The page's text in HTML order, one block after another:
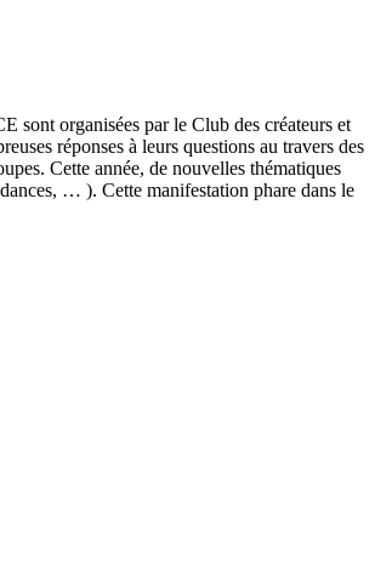
sont organisées par le Club des créateurs et
réponses à leurs questions au travers des
Cette année, de nouvelles thématiques
… ). Cette manifestation phare dans le